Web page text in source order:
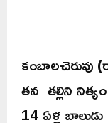
కంబాలచెరువు
తన తల్లిని
14 ఏళ్ల